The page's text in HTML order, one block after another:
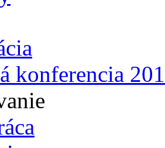
konferencia